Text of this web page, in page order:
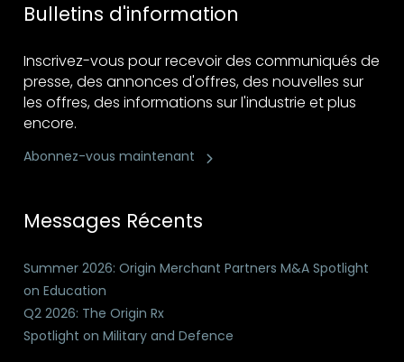
Bulletins d'information
Inscrivez-vous pour recevoir des communiqués de
presse, des annonces d'offres, des nouvelles sur
les offres, des informations sur l'industrie et plus
encore.
Abonnez-vous maintenant
Messages Récents
Summer 2026: Origin Merchant Partners M&A Spotlight
on Education
Q2 2026: The Origin Rx
Spotlight on Military and Defence